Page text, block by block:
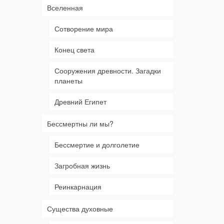
Вселенная
Сотворение мира
Конец света
Сооружения древности. Загадки
планеты
Древний Египет
Бессмертны ли мы?
Бессмертие и долголетие
Загробная жизнь
Реинкарнация
Существа духовные